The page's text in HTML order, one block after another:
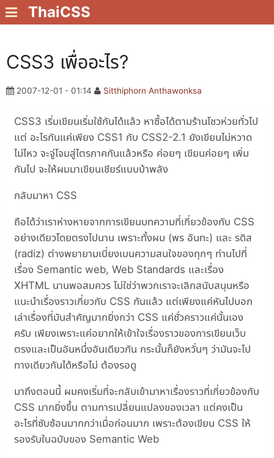
ThaiCSS
CSS3 เพื่ออะไร?
2007-12-01 - 01:14 Sitthiphorn Anthawonksa
CSS3 เริ่มเขียนเริ่มใช้กันได้แล้ว หาซื้อได้ตามร้านโชวห่วยทั่วไป
แต่ อะไรกันแค่เพียง CSS1 กับ CSS2-2.1 ยังเขียนไม่หวาด
ไม่ไหว จะจู่โจมสู่ไตรภาคกันแล้วหรือ ค่อยๆ เขียนค่อยๆ เพิ่ม
กันไป จะให้ผมมาเขียนเชียร์แบบบ้าพลัง
กลับมาหา CSS
ถือได้ว่าเราห่างหายจากการเขียนบทความที่เกี่ยวข้องกับ CSS
อย่างเดียวโดยตรงไปนาน เพราะทั้งผม (พร อันทะ) และ รดิส
(radiz) ต่างพยายามเบี่ยงเบนความสนใจของทุกๆ ท่านไปที่
เรื่อง Semantic web, Web Standards และเรื่อง
XHTML นานพอสมควร ไม่ใช่ว่าพวกเราจะเลิกสนับสนุนหรือ
แนะนำเรื่องราวเกี่ยวกับ CSS กันแล้ว แต่เพียงแค่หันไปบอก
เล่าเรื่องที่มันสำคัญมากยิ่งกว่า CSS แค่ชั่วคราวแค่นั้นเอง
ครับ เพียงเพราะแค่อยากให้เข้าใจเรื่องราวของการเขียนเว็บ
ตรงและเป็นอันหนึ่งอันเดียวกัน กระนั้นก็ยังหวั่นๆ ว่ามันจะไป
ทางเดียวกันได้หรือไม่ ต้องรอดู
มาถึงตอนนี้ ผมคงเริ่มที่จะกลับเข้ามาหาเรื่องราวที่เกี่ยวข้องกับ
CSS มากยิ่งขึ้น ตามการเปลี่ยนแปลงของเวลา แต่คงเป็น
อะไรที่ซับซ้อนมากกว่าเมื่อก่อนมาก เพราะต้องเขียน CSS ให้
รองรับในฉบับของ Semantic Web